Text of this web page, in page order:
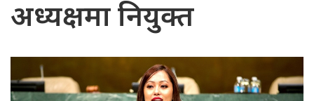
अध्यक्षमा नियुक्त